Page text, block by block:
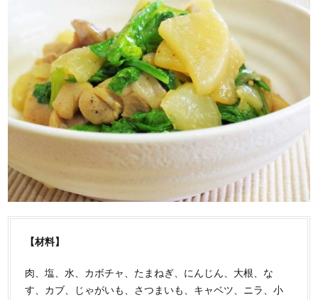
【材料】
肉、塩、水、カボチャ、たまねぎ、にんじん、大根、な
す、カブ、じゃがいも、さつまいも、キャベツ、ニラ、小